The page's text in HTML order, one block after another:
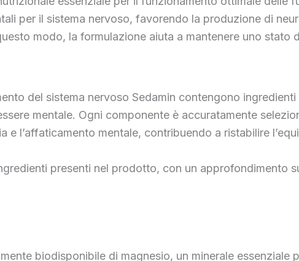
per il sistema nervoso, favorendo la produzione di
modo, la formulazione aiuta a mantenere uno stato
del sistema nervoso Sedamin contengono
mentale. Ogni componente è accuratamente
e l’affaticamento mentale, contribuendo a ristabilire
presenti nel prodotto, con un approfondimento
biodisponibile di magnesio, un minerale essenziale